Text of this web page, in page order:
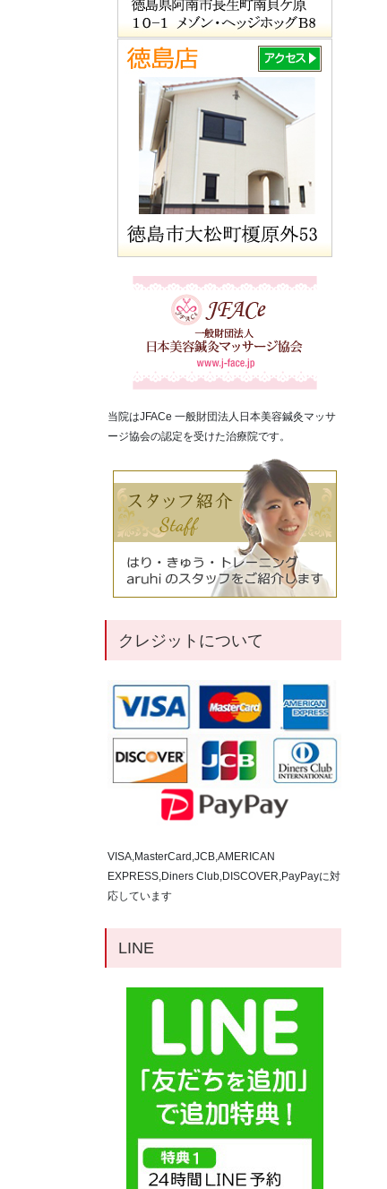
当院はJFACe 一般財団法人日本美容鍼灸マッサ
ージ協会の認定を受けた治療院です。
クレジットについて
VISA,MasterCard,JCB,AMERICAN
EXPRESS,Diners Club,DISCOVER,PayPayに対
応しています
LINE